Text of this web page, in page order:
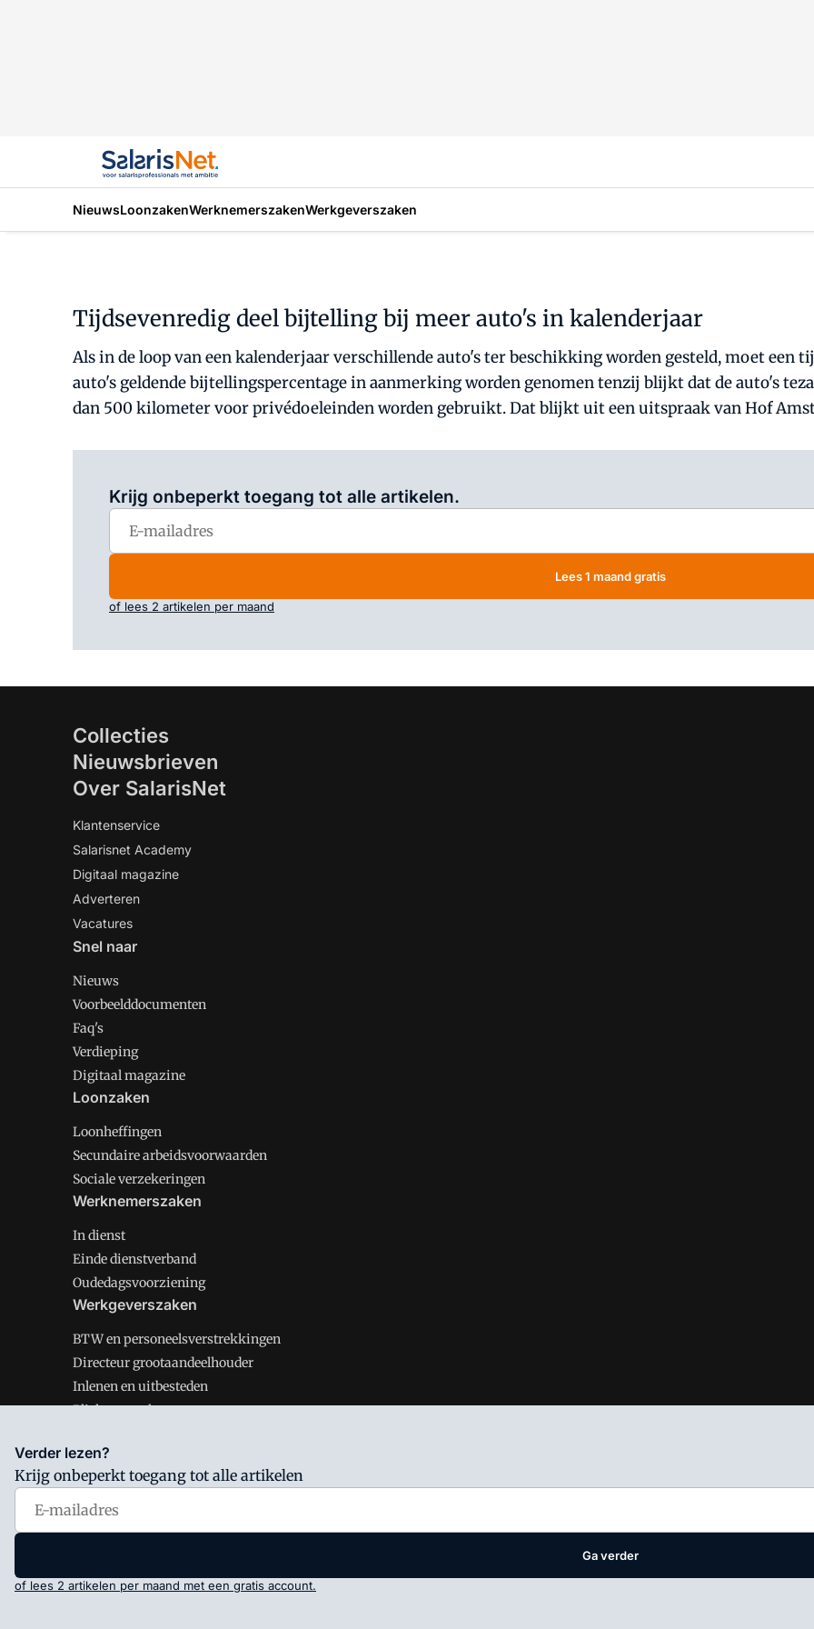
NieuwsLoonzakenWerknemerszakenWerkgeverszaken
Tijdsevenredig deel bijtelling bij meer auto's in kalenderjaar
Als in de loop van een kalenderjaar verschillende auto's ter beschikking worden gesteld, moet een
auto's geldende bijtellingspercentage in aanmerking worden genomen tenzij blijkt dat de auto's
dan 500 kilometer voor privédoeleinden worden gebruikt. Dat blijkt uit een uitspraak van Hof
Krijg onbeperkt toegang tot alle artikelen.
Lees 1 maand gratis
of lees 2 artikelen per maand
Collecties
Nieuwsbrieven
Over SalarisNet
Klantenservice
Salarisnet Academy
Digitaal magazine
Adverteren
Vacatures
Snel naar
Nieuws
Voorbeelddocumenten
Faq's
Verdieping
Digitaal magazine
Loonzaken
Loonheffingen
Secundaire arbeidsvoorwaarden
Sociale verzekeringen
Werknemerszaken
In dienst
Einde dienstverband
Oudedagsvoorziening
Werkgeverszaken
BTW en personeelsverstrekkingen
Directeur grootaandeelhouder
Inlenen en uitbesteden
Plichten werkgever
Salarisnet is onderdeel van VMN media. Lees inons manifestwaar VMN media voor staat. Op gebruik van deze site zijn de
Voorwaarden
Verder lezen?
Krijg onbeperkt toegang tot alle artikelen
Ga verder
of lees 2 artikelen per maand met een gratis account.